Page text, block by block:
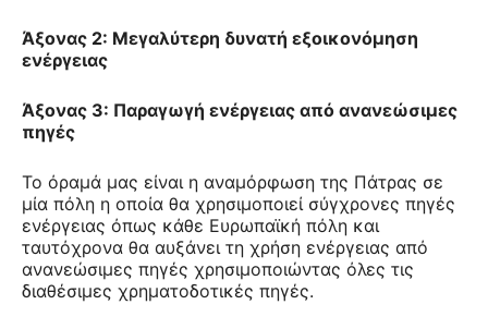
Άξονας 2: Μεγαλύτερη δυνατή εξοικονόμηση
ενέργειας
Άξονας 3: Παραγωγή ενέργειας από ανανεώσιμες
πηγές
Το όραμά μας είναι η αναμόρφωση της Πάτρας σε
μία πόλη η οποία θα χρησιμοποιεί σύγχρονες πηγές
ενέργειας όπως κάθε Ευρωπαϊκή πόλη και
ταυτόχρονα θα αυξάνει τη χρήση ενέργειας από
ανανεώσιμες πηγές χρησιμοποιώντας όλες τις
διαθέσιμες χρηματοδοτικές πηγές.